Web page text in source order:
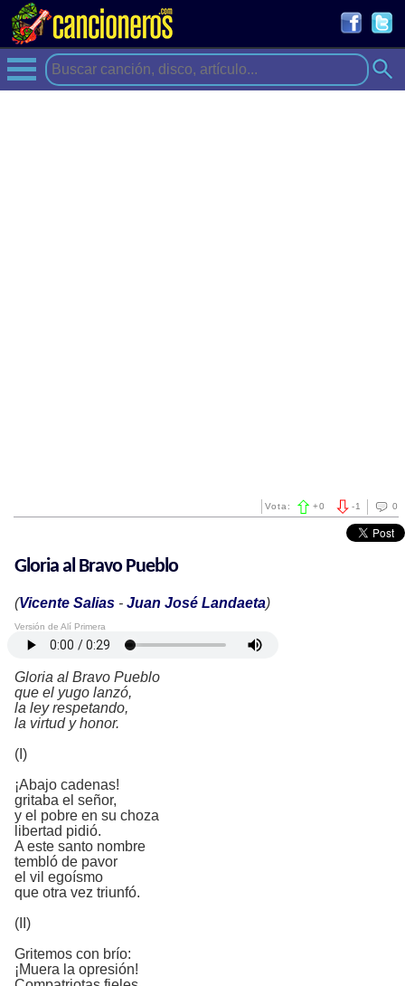
0
-1
Vota: +0
Gloria al Bravo Pueblo
(Vicente Salias - Juan José Landaeta)
Versión de Alí Primera
Gloria al Bravo Pueblo
que el yugo lanzó,
la ley respetando,
la virtud y honor.
(I)
¡Abajo cadenas!
gritaba el señor,
y el pobre en su choza
libertad pidió.
A este santo nombre
tembló de pavor
el vil egoísmo
que otra vez triunfó.
(II)
Gritemos con brío:
¡Muera la opresión!